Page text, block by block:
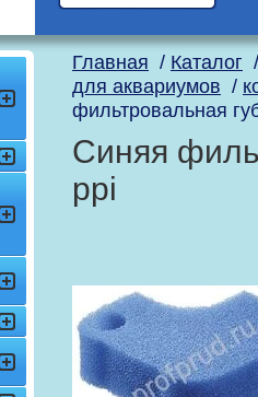
Главная / Каталог
для аквариумов /
фильтровальная
Синяя
ppi